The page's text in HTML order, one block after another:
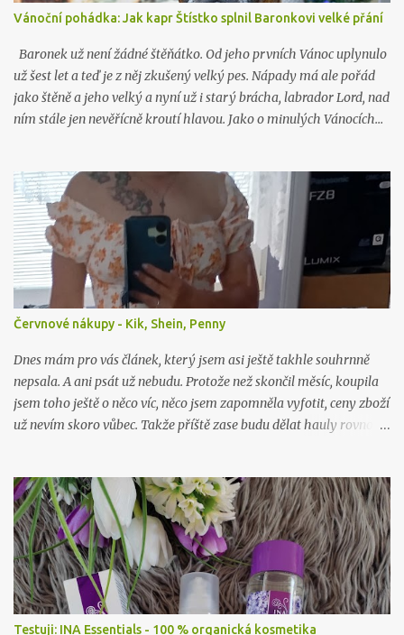
Vánoční pohádka: Jak kapr Štístko splnil Baronkovi velké přání
Baronek už není žádné štěňátko. Od jeho prvních Vánoc uplynulo
už šest let a teď je z něj zkušený velký pes. Nápady má ale pořád
jako štěně a jeho velký a nyní už i starý brácha, labrador Lord, nad
ním stále jen nevěřícně kroutí hlavou. Jako o minulých Vánocích…
Červnové nákupy - Kik, Shein, Penny
Dnes mám pro vás článek, který jsem asi ještě takhle souhrnně
nepsala. A ani psát už nebudu. Protože než skončil měsíc, koupila
jsem toho ještě o něco víc, něco jsem zapomněla vyfotit, ceny zboží
už nevím skoro vůbec. Takže příště zase budu dělat hauly rovnou
Testuji: INA Essentials - 100 % organická kosmetika